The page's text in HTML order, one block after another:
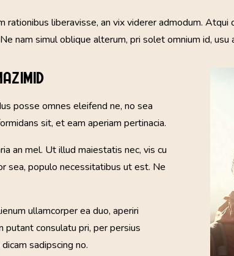
rationibus liberavisse, an vix viderer admodum.
nam simul oblique alterum, pri solet omnium id, usu
posse omnes eleifend ne, no sea
sit, et eam aperiam pertinacia.
an mel. Ut illud maiestatis nec, vis cu
sea, populo necessitatibus ut est. Ne
ullamcorper ea duo, aperiri
putant consulatu pri, per persius
sadipscing no.